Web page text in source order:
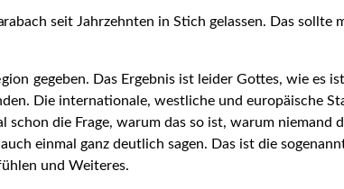
seit Jahrzehnten in Stich gelassen. Das sollte
gegeben. Das Ergebnis ist leider Gottes, wie es
Die internationale, westliche und europäische
die Frage, warum das so ist, warum niemand
einmal ganz deutlich sagen. Das ist die
und Weiteres.